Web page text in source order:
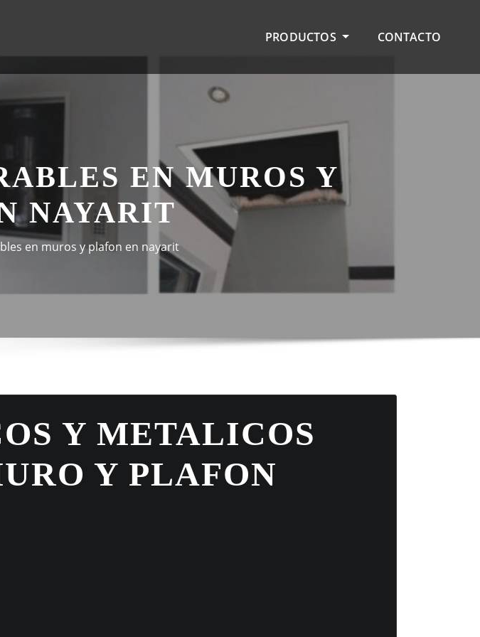
PRODUCTOS CONTACTO
EN MUROS Y
NAYARIT
en muros y plafon en nayarit
Y METALICOS
Y PLAFON